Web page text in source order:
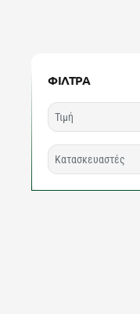
ΦΙΛΤΡΑ
Τιμή
Κατασκευαστές